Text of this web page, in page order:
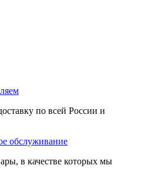
по всей России и
обслуживание
в качестве которых мы